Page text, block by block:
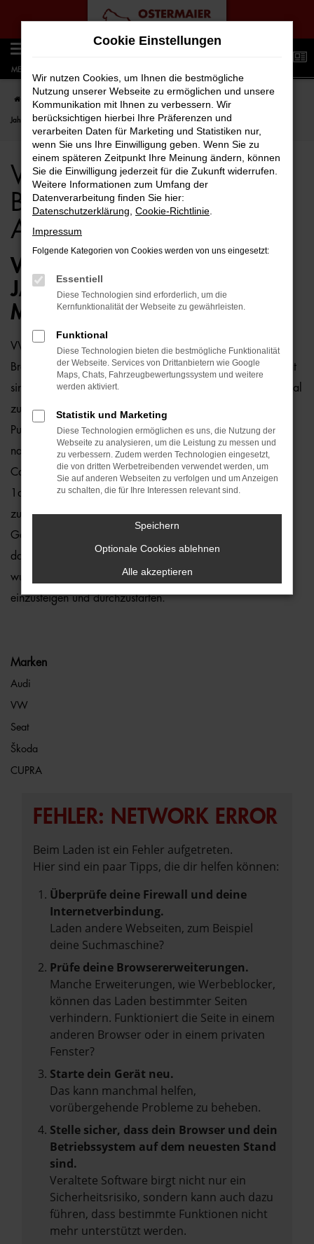
Zum
Hauptinhalt
springen
MENÜ
Startseite Bremen VW VW T6 Caravelle VW T6 Caravelle für Bremen
Jahreswagen Top Angebote
VW T6 Caravelle für
Bremen Jahreswagen Top
Angebote
VW T6 CARAVELLE
JAHRESWAGEN – BESTENS
MOBIL IN BREMEN
VW T6 Caravelle Jahreswagen sind ein echter Preishit für
Bremen. Angeboten werden Fahrzeuge, die zwar gebraucht
sind, jedoch erst vor maximal zwölf Monaten zum ersten Mal
zugelassen wurden. Fast noch neu trifft es ebenfalls auf den
Punkt, denn Mängel stellen wir in unserer Meisterwerkstatt
nahezu nie fest. Dennoch kontrollieren wir jeden VW T6
Caravelle Jahreswagen vor dem Verkauf und entlassen nur
1a-Fahrzeuge auf die Straßen von Bremen. Sie profitieren
zudem davon, dass die Modelle aus der aktuellen
Generation stammen und entsprechend mit vielen Extras
daherkommen. Die Motoren sind effizient und das Auto
wurde bereits perfekt eingefahren. Sie brauchen nur noch
einzusteigen und durchzustarten.
Marken
Audi
VW
Seat
Škoda
CUPRA
FEHLER: NETWORK ERROR
Beim Laden ist ein Fehler aufgetreten.
Hier sind ein paar Tipps, die dir helfen können:
Überprüfe deine Firewall und deine
Internetverbindung.
Laden andere Webseiten, zum Beispiel
deine Suchmaschine?
Prüfe deine Browsererweiterungen.
Manche Erweiterungen, wie Werbeblocker,
können das Laden bestimmter Seiten
verhindern. Funktioniert die Seite in einem
anderen Browser oder in einem privaten
Fenster?
Starte dein Gerät neu.
Das kann manchmal helfen,
vorübergehende Probleme zu beheben.
Stelle sicher, dass dein Browser und dein
Betriebssystem auf dem neuesten Stand
sind.
Veraltete Software birgt nicht nur ein
Sicherheitsrisiko, sondern kann auch dazu
führen, dass bestimmte Funktionen nicht
mehr unterstützt werden.
Cookie Einstellungen
Wir nutzen Cookies, um Ihnen die bestmögliche
Nutzung unserer Webseite zu ermöglichen und unsere
Kommunikation mit Ihnen zu verbessern. Wir
berücksichtigen hierbei Ihre Präferenzen und
verarbeiten Daten für Marketing und Statistiken nur,
wenn Sie uns Ihre Einwilligung geben. Wenn Sie zu
einem späteren Zeitpunkt Ihre Meinung ändern, können
Sie die Einwilligung jederzeit für die Zukunft widerrufen.
Weitere Informationen zum Umfang der
Datenverarbeitung finden Sie hier:
Datenschutzerklärung Cookie-Richtlinie
Impressum
Folgende Kategorien von Cookies werden von uns eingesetzt:
Essentiell
Diese Technologien sind erforderlich, um die
Kernfunktionalität der Webseite zu gewährleisten.
Funktional
Diese Technologien bieten die bestmögliche Funktionalität
der Webseite. Services von Drittanbietern wie Google
Maps, Chats, Fahrzeugbewertungssystem und weitere
werden aktiviert.
Statistik und Marketing
Diese Technologien ermöglichen es uns, die Nutzung der
Webseite zu analysieren, um die Leistung zu messen und
zu verbessern. Zudem werden Technologien eingesetzt,
die von dritten Werbetreibenden verwendet werden, um
Sie auf anderen Webseiten zu verfolgen und um Anzeigen
zu schalten, die für Ihre Interessen relevant sind.
Speichern
Optionale Cookies ablehnen
Alle akzeptieren